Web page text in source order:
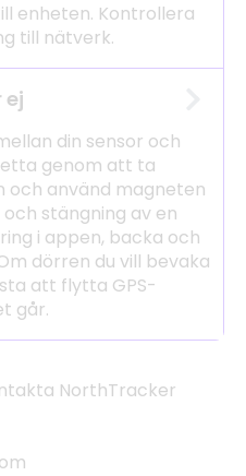
enheten. Kontrollera
till nätverk.
ej
din sensor och
genom att ta
och använd magneten
stängning av en
i appen, backa och
dörren du vill bevaka
att flytta GPS-
går.
NorthTracker